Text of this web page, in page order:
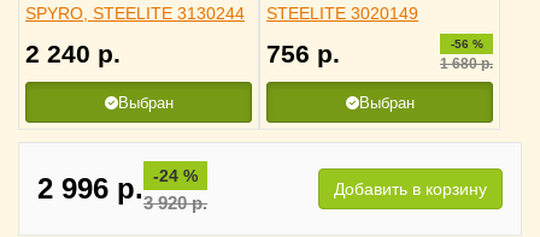
SPYRO, STEELITE 3130244
2 240 р.
Выбран
STEELITE 3020149
756 р. -56 %
1 680р.
Выбран
2 996 р. -24 %
3 920р.
Добавить в корзину